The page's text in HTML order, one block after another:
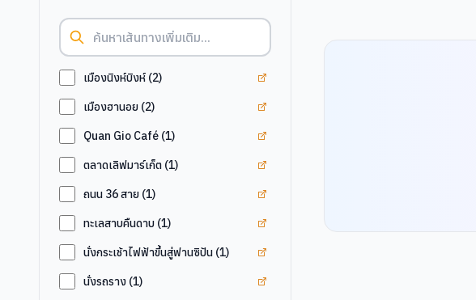
เมืองนิงห์บิงห์ (2)
เมืองฮานอย (2)
Quan Gio Café (1)
ตลาดเลิฟมาร์เก็ต (1)
ถนน 36 สาย (1)
ทะเลสาบคืนดาบ (1)
นั่งกระเช้าไฟฟ้าขึ้นสู่ฟานซิปัน (1)
นั่งรถราง (1)